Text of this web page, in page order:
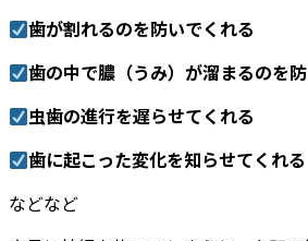
歯が割れるのを防いでくれる
歯の中で膿（うみ）が溜まるのを
虫歯の進行を遅らせてくれる
歯に起こった変化を知らせてくれる
などなど